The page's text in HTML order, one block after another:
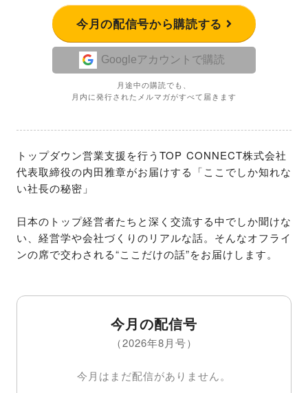
今月の配信号から購読する
Googleアカウントで購読
月途中の購読でも、
月内に発行されたメルマガがすべて届きます
トップダウン営業支援を行うTOP CONNECT株式会社
代表取締役の内田雅章がお届けする「ここでしか知れな
い社長の秘密」
日本のトップ経営者たちと深く交流する中でしか聞けな
い、経営学や会社づくりのリアルな話。そんなオフライ
ンの席で交わされる“ここだけの話”をお届けします。
今月の配信号
（2026年8月号）
今月はまだ配信がありません。